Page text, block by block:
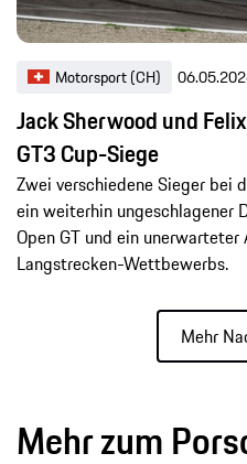
Motorsport (CH)
Jack Sherwood und
GT3 Cup-Siege
Zwei verschiedene Sieger bei
ein weiterhin ungeschlagener
Open GT und ein
Langstrecken-Wettbewerbs.
Mehr
Mehr zum